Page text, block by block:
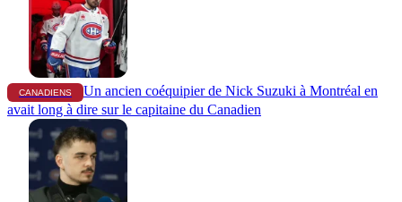
CANADIENS
Un ancien coéquipier de Nick Suzuki à Montréal en
avait long à dire sur le capitaine du Canadien